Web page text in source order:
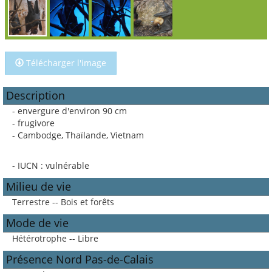
Télécharger l'image
Description
- envergure d'environ 90 cm
- frugivore
- Cambodge, Thaïlande, Vietnam
- IUCN : vulnérable
Milieu de vie
Terrestre -- Bois et forêts
Mode de vie
Hétérotrophe -- Libre
Présence Nord Pas-de-Calais